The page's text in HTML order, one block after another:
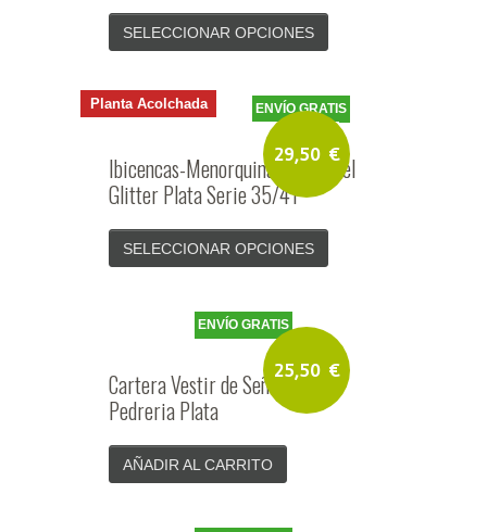
SELECCIONAR OPCIONES
29,50 €
Planta Acolchada ENVÍO GRATIS
Ibicencas-Menorquinas Niña Piel
Glitter Plata Serie 35/41
SELECCIONAR OPCIONES
25,50 €
ENVÍO GRATIS
Cartera Vestir de Señora Tejido
Pedreria Plata
AÑADIR AL CARRITO